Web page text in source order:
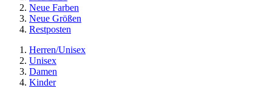
Neue Farben
Neue Größen
Restposten
Herren/Unisex
Unisex
Damen
Kinder